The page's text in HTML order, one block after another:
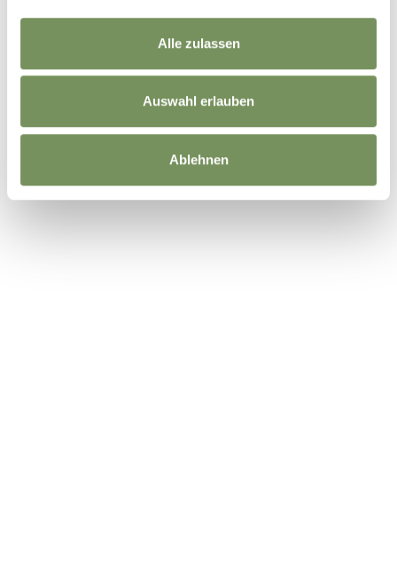
Alle zulassen
Auswahl erlauben
Ablehnen